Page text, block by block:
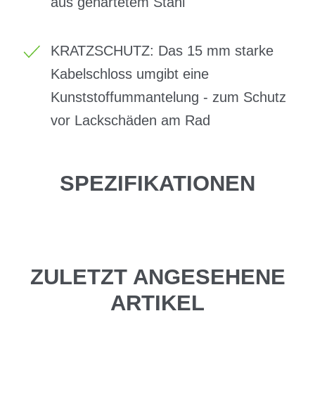
KRATZSCHUTZ: Das 15 mm starke
Kabelschloss umgibt eine
Kunststoffummantelung - zum Schutz
vor Lackschäden am Rad
SPEZIFIKATIONEN
ZULETZT ANGESEHENE
ARTIKEL